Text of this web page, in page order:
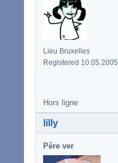
Lieu Bruxelles
Registered 10.05.2005
Hors ligne
lilly
Père ver